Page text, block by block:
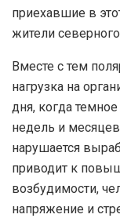
приехавшие в
жители
Вместе с тем
нагрузка на
дня, когда
недель и
нарушается
приводит к
возбудимости,
напряжение и